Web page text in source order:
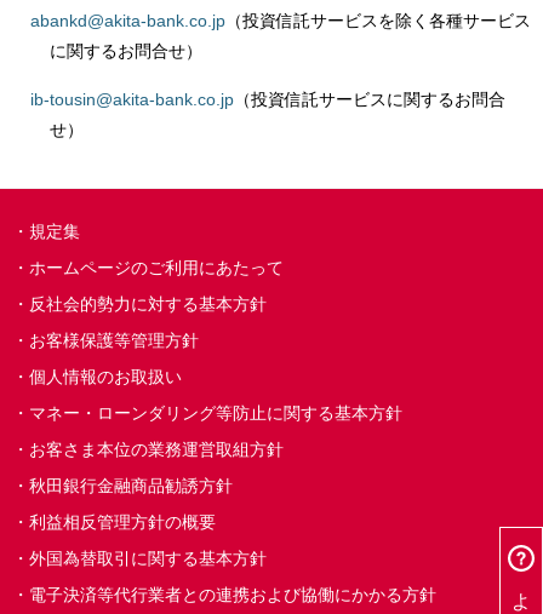
abankd@akita-bank.co.jp （投資信託サービスを除く各種サービス
に関するお問合せ）
ib-tousin@akita-bank.co.jp （投資信託サービスに関するお問合
せ）
規定集
ホームページのご利用にあたって
反社会的勢力に対する基本方針
お客様保護等管理方針
個人情報のお取扱い
マネー・ローンダリング等防止に関する基本方針
お客さま本位の業務運営取組方針
秋田銀行金融商品勧誘方針
利益相反管理方針の概要
外国為替取引に関する基本方針
電子決済等代行業者との連携および協働にかかる方針